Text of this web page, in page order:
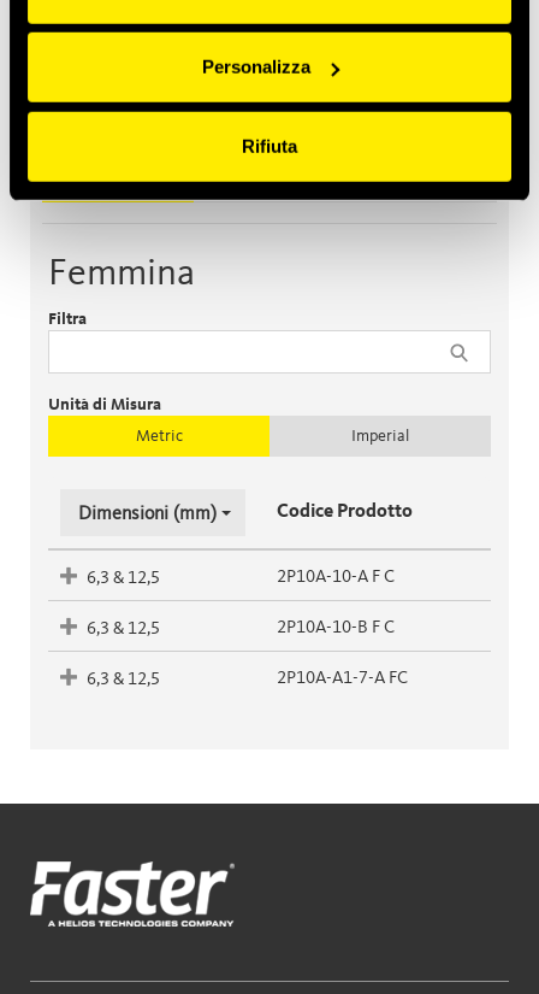
Personalizza
Rifiuta
Femmina Maschio Accessori
Femmina
Filtra
Unità di Misura
Metric
Imperial
Dimensioni (mm) Codice Prodotto
6,3 & 12,5 2P10A-10-A F C
6,3 & 12,5 2P10A-10-B F C
6,3 & 12,5 2P10A-A1-7-A FC